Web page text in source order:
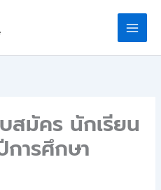
สมัคร นักเรียน
การศึกษา